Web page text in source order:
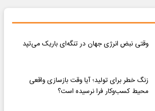
وقتی نبض انرژی جهان در تنگه‌ای باریک می‌تپد
زنگ خطر برای تولید؛ آیا وقت بازسازی واقعی
محیط کسب‌وکار فرا نرسیده است؟